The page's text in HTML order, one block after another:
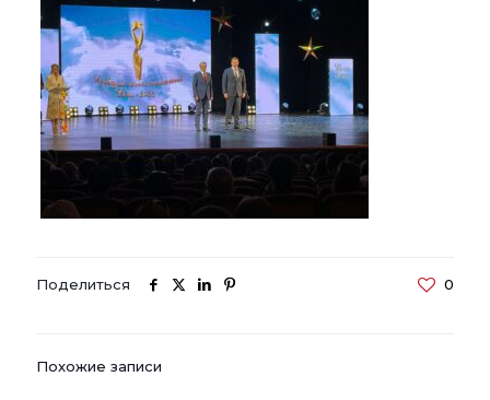
Поделиться 0
Похожие записи